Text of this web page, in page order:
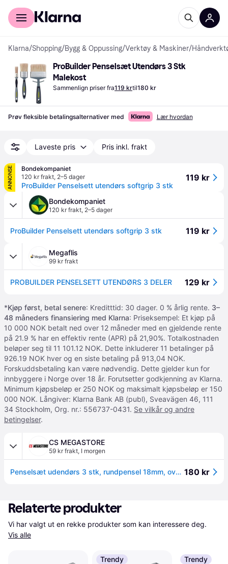
For kunder
Klarna/Shopping/Bygg & Oppussing/Verktøy & Maskiner/
ProBuilder Penselsæt Utendørs 3 Stk
Malekost
Sammenlign priser fra119 krtil180 kr
Prøv fleksible betalingsalternativer med Lær hvordan
Laveste pris Pris inkl. frakt
ANNONSE
Bondekompaniet
120 kr frakt, 2–5 dager
ProBuilder Penselsett utendørs softgrip 3 stk
119 kr
Bondekompaniet
120 kr frakt, 2–5 dager
ProBuilder Penselsett utendørs softgrip 3 stk 119 kr
Megaflis
99 kr frakt
PROBUILDER PENSELSETT UTENDØRS 3 DELER 129 kr
*Kjøp først, betal senere: Kreditttid: 30 dager. 0 % årlig rente. 3–
48 måneders finansiering med Klarna: Priseksempel: Et kjøp på
10 000 NOK betalt ned over 12 måneder med en gjeldende rente
på 21.9 % har en effektiv rente (APR) på 21,90%. Totalkostnaden
beløper seg til 11 101.12 NOK. Dette inkluderer 11 betalinger på
926.19 NOK hver og en siste betaling på 913,04 NOK.
Forskuddsbetaling kan være nødvendig. Dette gjelder kun for
innbyggere i Norge over 18 år. Forutsetter godkjenning av Klarna.
Minimum kjøpsbeløp er 250 NOK og maksimalt kjøpsbeløp er 150
000 NOK. Långiver: Klarna Bank AB (publ), Sveavägen 46, 111
34 Stockholm, Org. nr.: 556737-0431. Se vilkår og andre
betingelser.
CS MEGASTORE
59 kr frakt, I morgen
Penselsæt udendørs 3 stk, rundpensel 18mm, ovalpensel 45mm og facadepensel 100mm 180 kr
Relaterte produkter
Vis alle
Trendy Trendy